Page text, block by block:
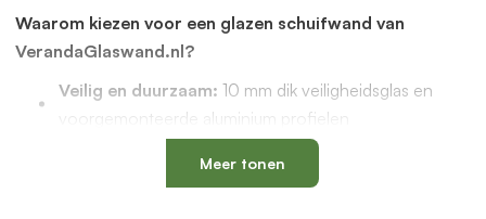
Waarom kiezen voor een glazen schuifwand van
VerandaGlaswand.nl?
Veilig en duurzaam: 10 mm dik veiligheidsglas en
voorgemonteerde aluminium profielen
met een vervangbaar loopspoor,
geïntegreerde waterafvoer en verkrijgbaar in antraciet
Meer tonen